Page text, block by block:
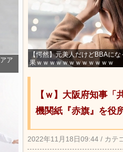
ア
【愕然】元美人だけどBBAに
果ｗｗｗｗｗｗｗｗｗｗｗｗ
【ｗ】大阪府知事
機関紙『赤旗』を役
2022年11月18日09:44 / カテ